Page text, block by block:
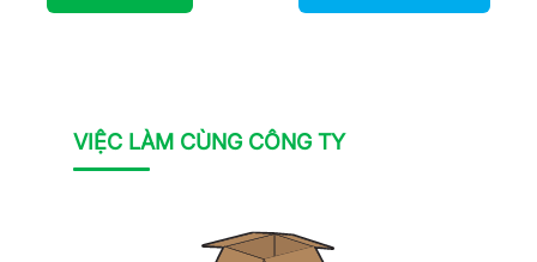
VIỆC LÀM CÙNG CÔNG TY